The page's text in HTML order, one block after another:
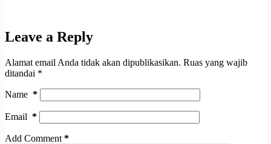
Leave a Reply
Alamat email Anda tidak akan dipublikasikan. Ruas yang wajib
ditandai *
Name *
Email *
Add Comment *